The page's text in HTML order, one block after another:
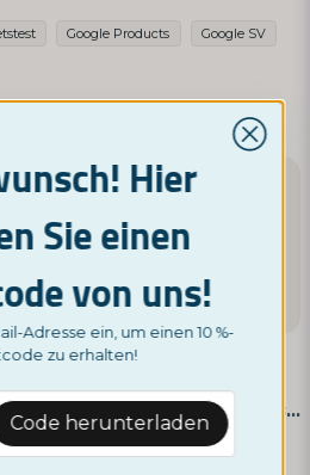
Schwangerschaftstest, 25 Stück Multitest - 12 der häufigsten Drogen
9,95 €
Google Products Google SV
Hier
Sie einen
von uns!
Adresse ein, um einen 10 %-
zu erhalten!
Code herunterladen